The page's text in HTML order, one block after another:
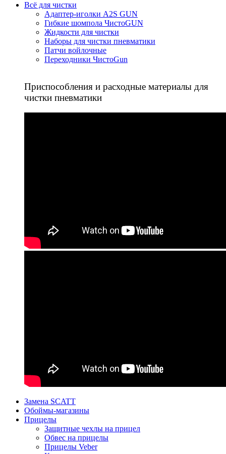
Всё для чистки
Адаптер-иголки A2S GUN
Гибкие шомпола ЧистоGUN
Жидкости для чистки
Наборы для чистки пневматики
Патчи войлочные
Переходники ЧистоGun
Приспособления и расходные материалы для
чистки пневматики
Замена SCATT
Обоймы-магазины
Прицелы
Защитные чехлы на прицел
Обвес на прицелы
Прицелы Veber